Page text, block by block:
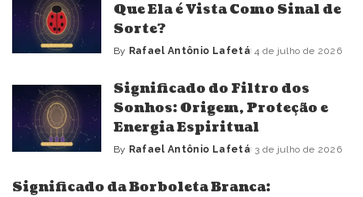
Que Ela é Vista Como Sinal de
Sorte?
Posted
By Rafael Antônio Lafetá 4 de julho de 2026
Significado do Filtro dos
Sonhos: Origem, Proteção e
Energia Espiritual
Posted
By Rafael Antônio Lafetá 3 de julho de 2026
Significado da Borboleta Branca: